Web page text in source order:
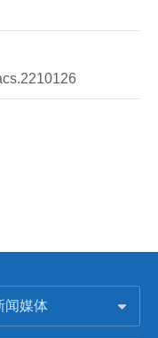
闻媒体